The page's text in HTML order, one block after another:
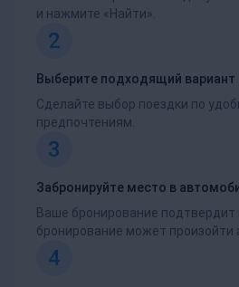
и нажмите «Найти».
2
Выберите подходящий вариант
Сделайте выбор поездки по
предпочтениям.
3
Забронируйте место в
Ваше бронирование подтвердит
бронирование может произойти
4